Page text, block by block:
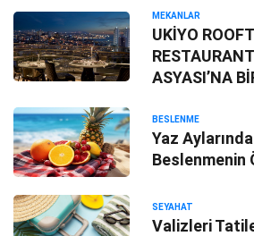
MEKANLAR
UKİYO
ASYASI’NA
BESLENME
Yaz Aylarında
Beslenmenin
SEYAHAT
Valizleri